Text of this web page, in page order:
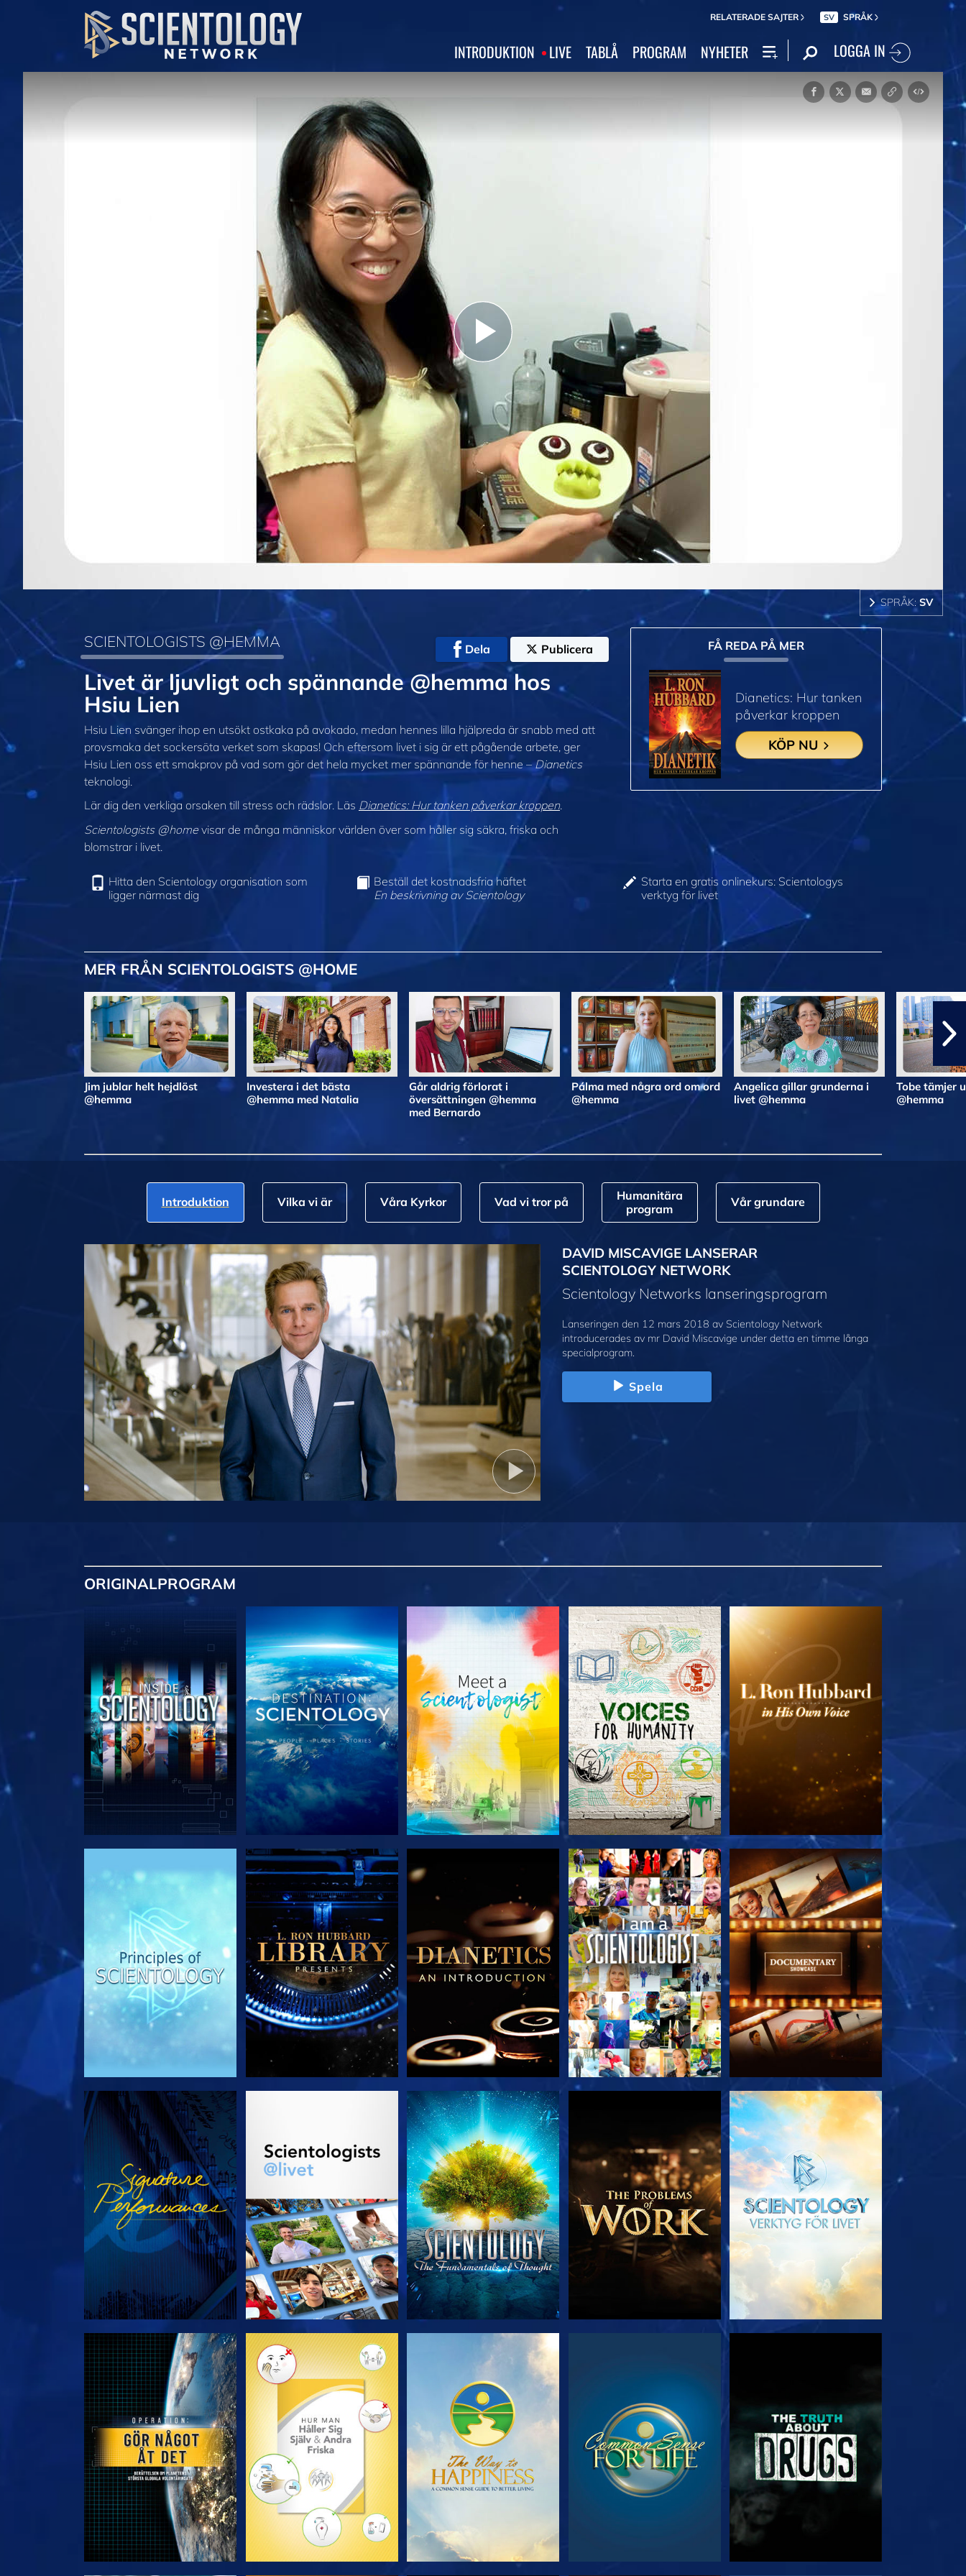
RELATERADE SAJTER SV SPRÅK
INTRODUKTION LIVE TABLÅ PROGRAM NYHETER LOGGA IN
Play
Video
SPRÅK: SV
SCIENTOLOGISTS @HEMMA Dela Publicera
Livet är ljuvligt och spännande @hemma hos
Hsiu Lien
Hsiu Lien svänger ihop en utsökt ostkaka på avokado, medan hennes lilla hjälpreda är snabb med att
provsmaka det sockersöta verket som skapas! Och eftersom livet i sig är ett pågående arbete, ger
Hsiu Lien oss ett smakprov på vad som gör det hela mycket mer spännande för henne –Dianetics
teknologi.
Lär dig den verkliga orsaken till stress och rädslor. Läs Dianetics: Hur tanken påverkar kroppen.
Scientologists @homevisar de många människor världen över som håller sig säkra, friska och
blomstrar i livet.
FÅ REDA PÅ MER
Dianetics: Hur tanken
påverkar kroppen
KÖP NU
Hitta den Scientology organisation som
ligger närmast dig
Beställ det kostnadsfria häftet
En beskrivning av Scientology
Starta en gratis onlinekurs: Scientologys
verktyg för livet
MER FRÅN SCIENTOLOGISTS @HOME
Jim jublar helt hejdlöst
@hemma
Investera i det bästa
@hemma med Natalia
Går aldrig förlorat i
översättningen @hemma
med Bernardo
Pálma med några ord om ord
@hemma
Angelica gillar grunderna i
livet @hemma
Tobe tämjer
@hemma
Introduktion Vilka vi är Våra Kyrkor Vad vi tror på
Humanitära
program
Vår grundare
DAVID MISCAVIGE LANSERAR
SCIENTOLOGY NETWORK
Scientology Networks lanseringsprogram
Lanseringen den 12 mars 2018 av Scientology Network
introducerades av mr David Miscavige under detta en timme långa
specialprogram.
Spela
ORIGINALPROGRAM
UTFORSKA SERIEN UTFORSKA SERIEN UTFORSKA SERIEN UTFORSKA SERIEN UTFORSKA SERIEN
TITTA TITTA UTFORSKA SERIEN
UTFORSKA SERIEN UTFORSKA SERIEN